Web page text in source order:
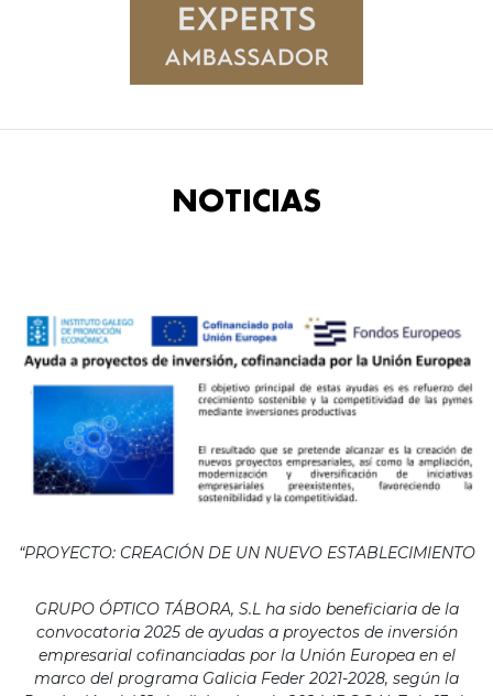
NOTICIAS
“PROYECTO: CREACIÓN DE UN NUEVO ESTABLECIMIENTO
GRUPO ÓPTICO TÁBORA, S.L ha sido beneficiaria de la
convocatoria 2025 de ayudas a proyectos de inversión
empresarial cofinanciadas por la Unión Europea en el
marco del programa Galicia Feder 2021-2028, según la